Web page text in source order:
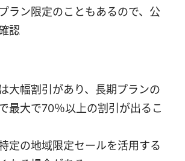
ラン限定のこともあるので、公
認
大幅割引があり、長期プランの
最大で70％以上の割引が出るこ
定の地域限定セールを活用する